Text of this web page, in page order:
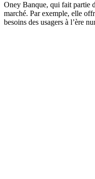
Oney Banque, qui fait partie
marché. Par exemple, elle
besoins des usagers à l’ère